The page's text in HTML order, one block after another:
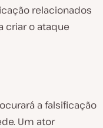
relacionados
criar o ataque
a falsificação
Um ator